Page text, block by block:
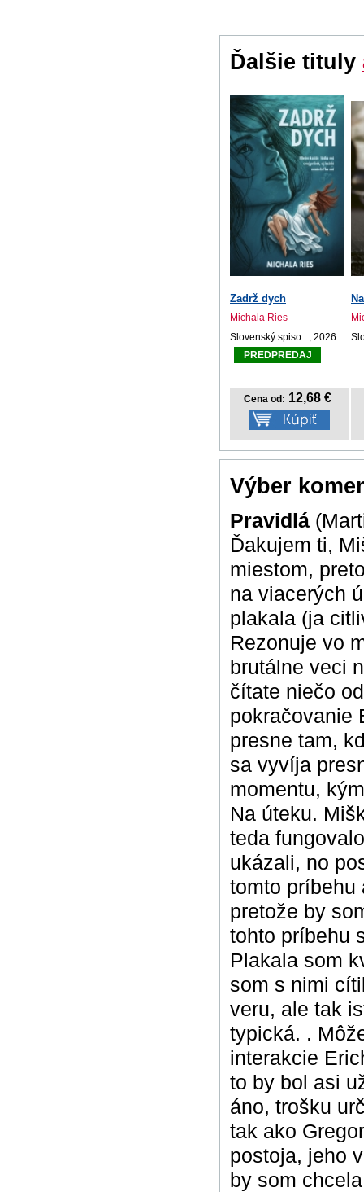
Ďalšie tituly
Zadrž dych
Michala Ries
Slovenský spiso..., 2026
PREDPREDAJ
Cena od: 12,68 €
Výber
Pravidlá
Ďakujem ti,
miestom,
na viacerých
plakala (ja
Rezonuje vo
brutálne veci
čítate niečo
pokračovanie
presne tam,
sa vyvíja
momentu,
Na úteku.
teda
ukázali, no
tomto príbehu
pretože by
tohto príbehu
Plakala som
som s nimi
veru, ale tak
typická. .
interakcie
to by bol asi
áno, trošku
tak ako
postoja, jeho
by som